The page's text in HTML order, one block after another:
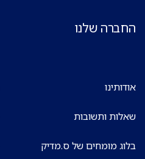
החברה שלנו
אודותינו
שאלות ותשובות
בלוג מומחים של ס.מדיק